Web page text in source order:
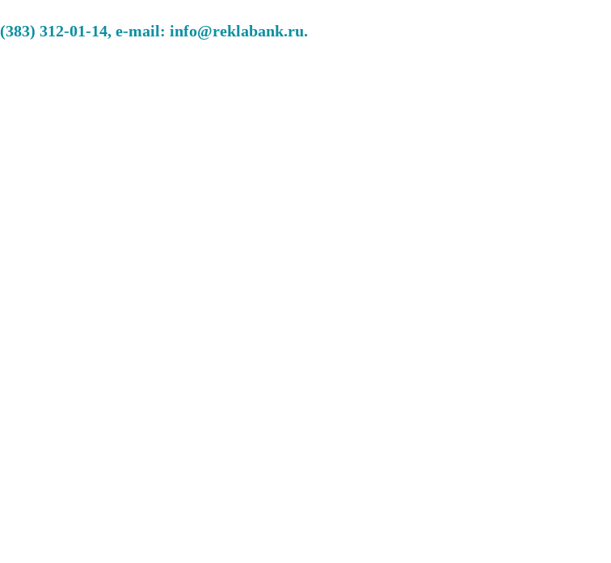
312-01-14, e-mail: info@reklabank.ru.